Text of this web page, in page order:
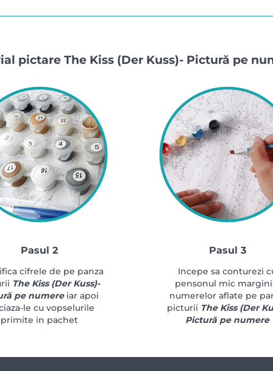
pictare The Kiss (Der Kuss)- Pictură pe
Pasul 2
cifrele de pe panza
The Kiss (Der Kuss)-
pe numereiar apoi
le cu vopselurile
primite in pachet
Pasul 3
Incepe sa conturezi
pensonul mic
numerelor aflate pe
picturii The Kiss (Der
Pictură pe numere